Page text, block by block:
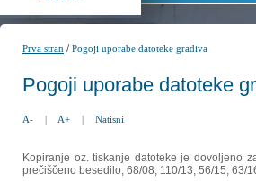
Prva stran /Pogoji uporabe datoteke gradiva
Pogoji uporabe datoteke
A- | A+ | Natisni
Kopiranje oz. tiskanje datoteke je dovoljeno
prečiščeno besedilo, 68/08, 110/13, 56/15, 63/